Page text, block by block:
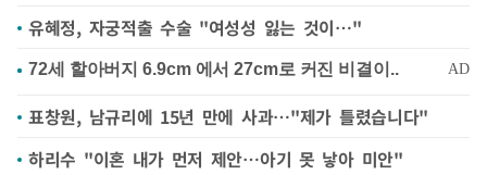
유혜정, 자궁적출 수술 "여성성 잃는 것이…"
표창원, 남규리에 15년 만에 사과…"제가 틀렸습니다"
하리수 "이혼 내가 먼저 제안…아기 못 낳아 미안"